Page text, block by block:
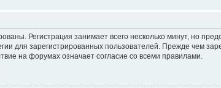
Регистрация занимает всего несколько минут, но
для зарегистрированных пользователей. Прежде чем
на форумах означает согласие со всеми правилами.